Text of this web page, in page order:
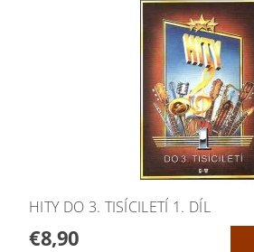
HITY DO 3. TISÍCILETÍ 1. DÍL
€8,90